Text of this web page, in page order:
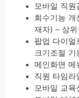
모바일 직
회수기능 개
재자) – 상
팝업 다이얼
크기조절 기
메인화면 메
직원 타임라
모바일 교